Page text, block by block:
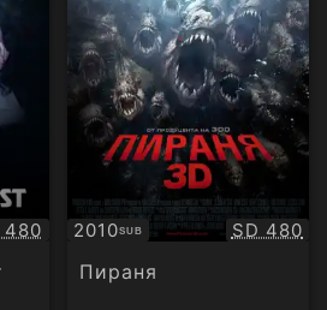
480 2010SUB
Субтитри SD 480
Пираня